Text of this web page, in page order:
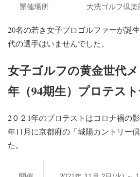
開催場所 大洗ゴルフ倶楽
20名の若き女子プロゴルファーが誕
代の選手はいませんでした。
女子ゴルフの黄金世代
年（94期生）プロテスト
2０２1年のプロテストはコロナ禍の
年11月に京都府の「城陽カントリー
た。